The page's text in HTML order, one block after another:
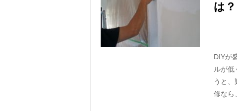
は？
DIYが
ルが低
うと
修なら